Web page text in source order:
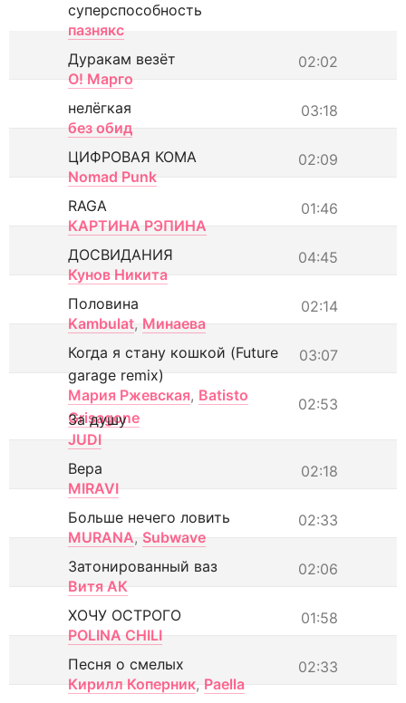
суперспособность
пазнякс
02:02
Дуракам везёт
О! Марго
03:18
нелёгкая
без обид
02:09
ЦИФРОВАЯ КОМА
Nomad Punk
01:46
RAGA
КАРТИНА РЭПИНА
04:45
ДОСВИДАНИЯ
Кунов Никита
02:14
Половина
Kambulat, Минаева
03:07
Когда я стану кошкой (Future
garage remix)
Мария Ржевская, Batisto
Grisagone
02:53
За душу
JUDI
02:18
Вера
MIRAVI
02:33
Больше нечего ловить
MURANA, Subwave
02:06
Затонированный ваз
Витя АК
01:58
ХОЧУ ОСТРОГО
POLINA CHILI
02:33
Песня о смелых
Кирилл Коперник, Paella